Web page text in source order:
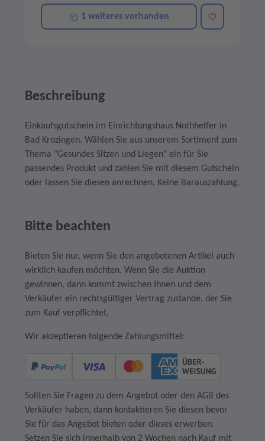
1 weiteres vorhanden Merken
Beschreibung
Einkaufsgutschein im Einrichtungshaus Nothhelfer in
Bad Krozingen. Wählen Sie aus unserem Sortiment zum
Thema "Gesundes Sitzen und Liegen" ein für Sie
passendes Produkt und zahlen Sie mit diesem Gutschein
oder lassen Sie diesen anrechnen. Keine Barauszahlung.
Bitte beachten
Bieten Sie nur, wenn Sie den angebotenen Artikel auch
wirklich kaufen möchten. Wenn Sie die Auktion
gewinnen, dann kommt zwischen Ihnen und dem
Verkäufer ein rechtsgültiger Vertrag zustande, der Sie
zum Kauf verpflichtet.
Wir akzeptieren folgende Zahlungsmittel:
Sollten Sie Fragen zu dem Angebot oder den AGB des
Verkäufer haben, dann kontaktieren Sie diesen bevor
Sie für das Angebot bieten oder dieses erwerben.
Setzen Sie sich innerhalb von 2 Wochen nach Kauf mit